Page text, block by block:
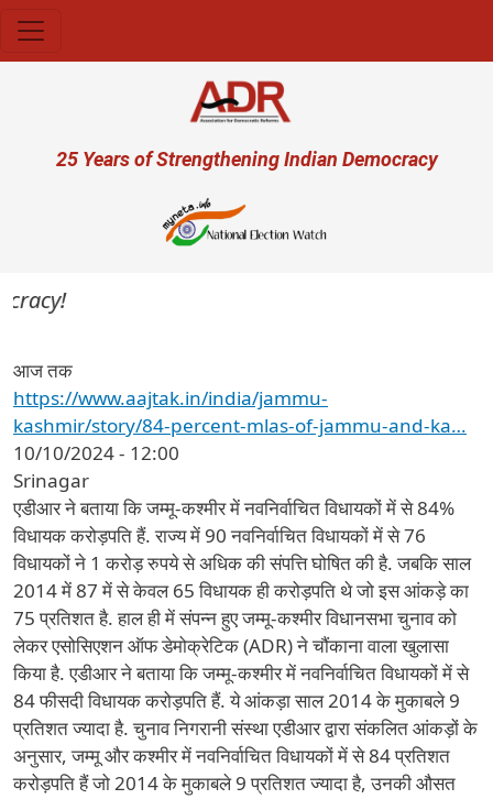
User account menu
25 Years of Strengthening Indian Democracy
आज तक
https://www.aajtak.in/india/jammu-
kashmir/story/84-percent-mlas-of-jammu-and-ka…
10/10/2024 - 12:00
Srinagar
एडीआर ने बताया कि जम्मू-कश्मीर में नवनिर्वाचित विधायकों में से 84%
विधायक करोड़पति हैं. राज्य में 90 नवनिर्वाचित विधायकों में से 76
विधायकों ने 1 करोड़ रुपये से अधिक की संपत्ति घोषित की है. जबकि साल
2014 में 87 में से केवल 65 विधायक ही करोड़पति थे जो इस आंकड़े का
75 प्रतिशत है. हाल ही में संपन्न हुए जम्मू-कश्मीर विधानसभा चुनाव को
लेकर एसोसिएशन ऑफ डेमोक्रेटिक (ADR) ने चौंकाना वाला खुलासा
किया है. एडीआर ने बताया कि जम्मू-कश्मीर में नवनिर्वाचित विधायकों में से
84 फीसदी विधायक करोड़पति हैं. ये आंकड़ा साल 2014 के मुकाबले 9
प्रतिशत ज्यादा है. चुनाव निगरानी संस्था एडीआर द्वारा संकलित आंकड़ों के
अनुसार, जम्मू और कश्मीर में नवनिर्वाचित विधायकों में से 84 प्रतिशत
करोड़पति हैं जो 2014 के मुकाबले 9 प्रतिशत ज्यादा है, उनकी औसत